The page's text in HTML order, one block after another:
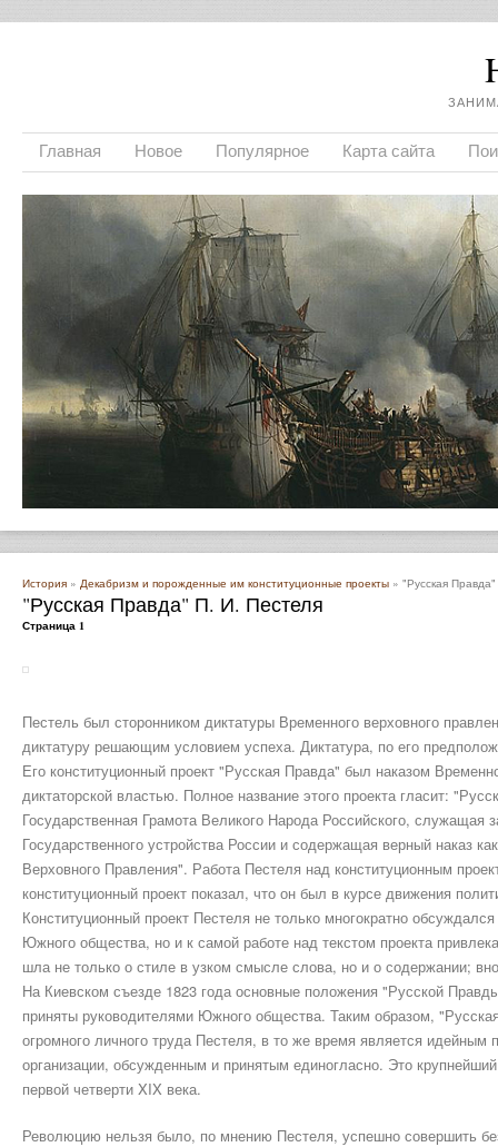
Главная Новое Популярное Карта сайта
История » Декабризм и порожденные им конституционные проекты » "Русская
"Русская Правда" П. И. Пестеля
Страница 1
Пестель был сторонником диктатуры Временного верховного
диктатуру решающим условием успеха. Диктатура, по его
Его конституционный проект "Русская Правда" был наказом
диктаторской властью. Полное название этого проекта гласит:
Государственная Грамота Великого Народа Российского, служащая
Государственного устройства России и содержащая верный наказ
Верховного Правления". Работа Пестеля над конституционным
конституционный проект показал, что он был в курсе движения
Конституционный проект Пестеля не только многократно
Южного общества, но и к самой работе над текстом проекта
шла не только о стиле в узком смысле слова, но и о содержании;
На Киевском съезде 1823 года основные положения "Русской
приняты руководителями Южного общества. Таким образом,
огромного личного труда Пестеля, в то же время является идейным
организации, обсужденным и принятым единогласно. Это
первой четверти XIX века.
Революцию нельзя было, по мнению Пестеля, успешно совершить без